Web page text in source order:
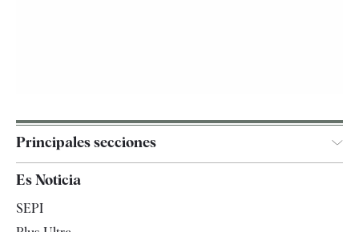
Principales secciones
España
Es Noticia
SEPI